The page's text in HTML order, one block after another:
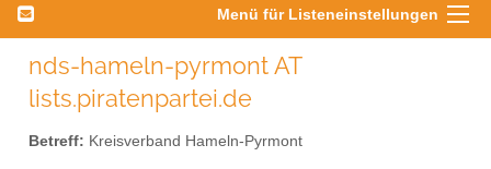
Menü für Listeneinstellungen
nds-hameln-pyrmont AT
lists.piratenpartei.de
Betreff: Kreisverband Hameln-Pyrmont